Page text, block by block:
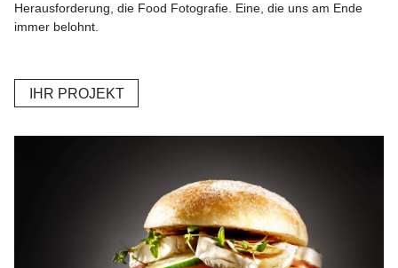
Herausforderung, die Food Fotografie. Eine, die uns am Ende
immer belohnt.
IHR PROJEKT